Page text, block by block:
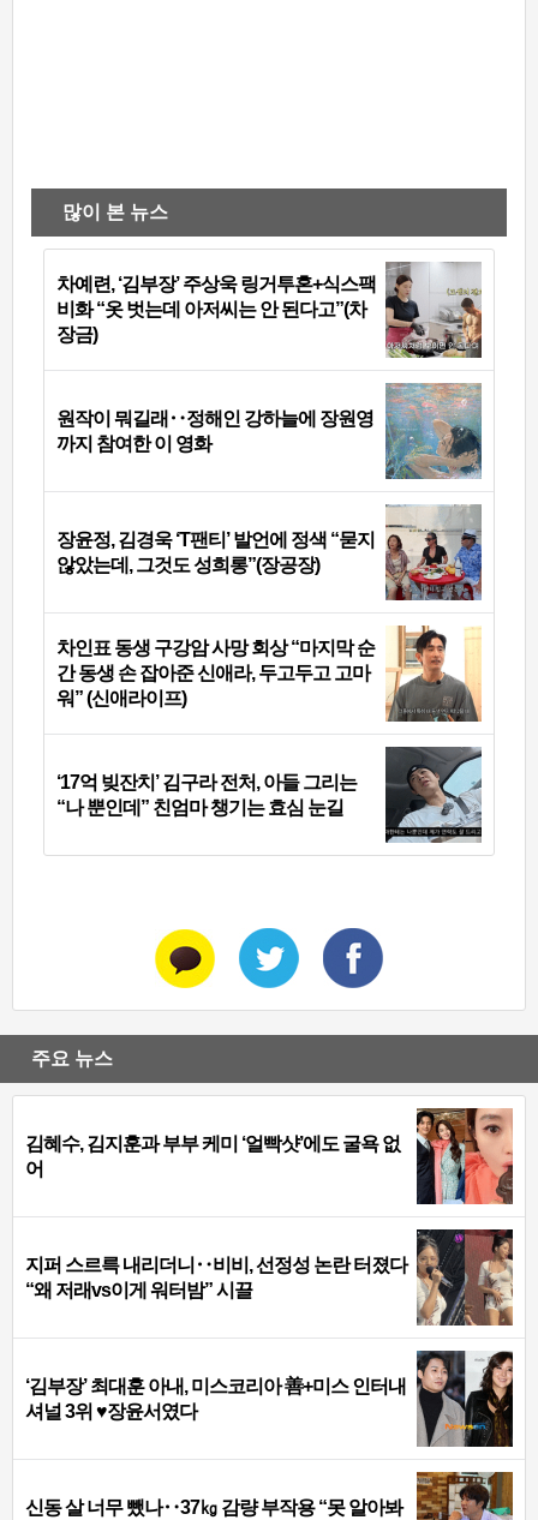
많이 본 뉴스
차예련, ‘김부장’ 주상욱 링거투혼+식스팩
비화 “옷 벗는데 아저씨는 안 된다고”(차
장금)
원작이 뭐길래‥정해인 강하늘에 장원영
까지 참여한 이 영화
장윤정, 김경욱 ‘T팬티’ 발언에 정색 “묻지
않았는데, 그것도 성희롱”(장공장)
차인표 동생 구강암 사망 회상 “마지막 순
간 동생 손 잡아준 신애라, 두고두고 고마
워” (신애라이프)
‘17억 빚잔치’ 김구라 전처, 아들 그리는
“나 뿐인데” 친엄마 챙기는 효심 눈길
주요 뉴스
김혜수, 김지훈과 부부 케미 ‘얼빡샷’에도 굴욕 없
어
지퍼 스르륵 내리더니‥비비, 선정성 논란 터졌다
“왜 저래vs이게 워터밤” 시끌
‘김부장’ 최대훈 아내, 미스코리아 善+미스 인터내
셔널 3위 ♥장윤서였다
신동 살 너무 뺐나‥37㎏ 감량 부작용 “못 알아봐